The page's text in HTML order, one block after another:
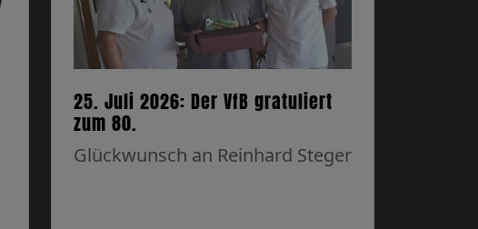
25. Juli 2026: Der VfB gratuliert
zum 80.
Glückwunsch an Reinhard Steger